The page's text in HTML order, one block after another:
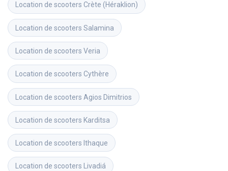
Location de scooters Crète (Héraklion)
Location de scooters Salamina
Location de scooters Veria
Location de scooters Cythère
Location de scooters Agios Dimitrios
Location de scooters Karditsa
Location de scooters Ithaque
Location de scooters Livadiá